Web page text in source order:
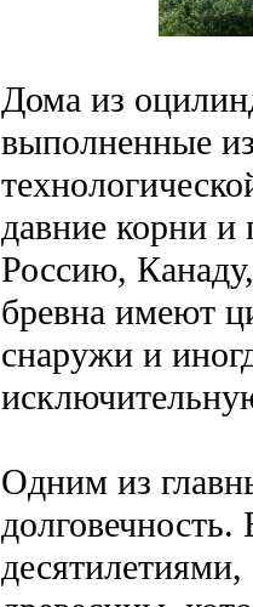
Дома из
выполненные
давние корни и
Россию,
бревна имеют
снаружи и
Одним из
десятилетиями,